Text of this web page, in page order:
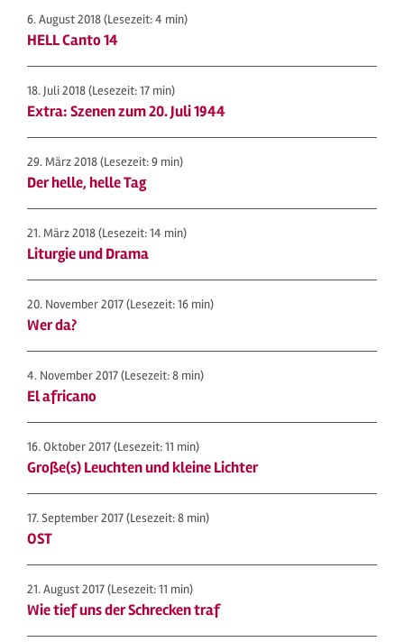
6. August 2018(Lesezeit: 4 min)
HELL Canto 14
18. Juli 2018(Lesezeit: 17 min)
Extra: Szenen zum 20. Juli 1944
29. März 2018(Lesezeit: 9 min)
Der helle, helle Tag
21. März 2018(Lesezeit: 14 min)
Liturgie und Drama
20. November 2017(Lesezeit: 16 min)
Wer da?
4. November 2017(Lesezeit: 8 min)
El africano
16. Oktober 2017(Lesezeit: 11 min)
Große(s) Leuchten und kleine Lichter
17. September 2017(Lesezeit: 8 min)
OST
21. August 2017(Lesezeit: 11 min)
Wie tief uns der Schrecken traf